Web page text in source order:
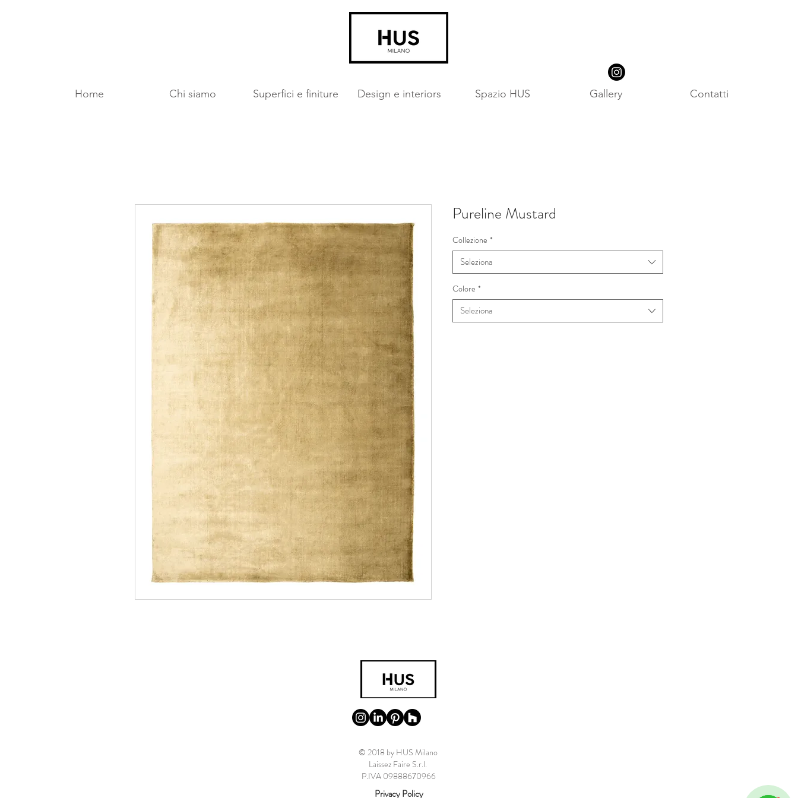
Home Chi siamo Superfici e finiture Design e interiors Spazio HUS Gallery Contatti
Pureline Mustard
Collezione *
Seleziona
Colore *
Seleziona
© 2018 by HUS Milano
Laissez Faire S.r.l.
P.IVA 09888670966
Privacy Policy